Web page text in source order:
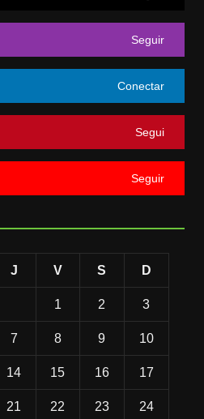
Seguir
Conectar
Segui
Seguir
J V S D
1 2 3
7 8 9 10
14 15 16 17
21 22 23 24